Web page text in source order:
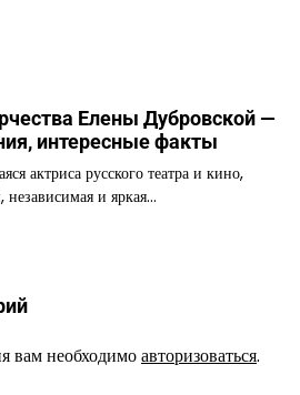
Елены Дубровской —
интересные факты
актриса русского театра и кино,
независимая и яркая…
вам необходимоавторизоваться.